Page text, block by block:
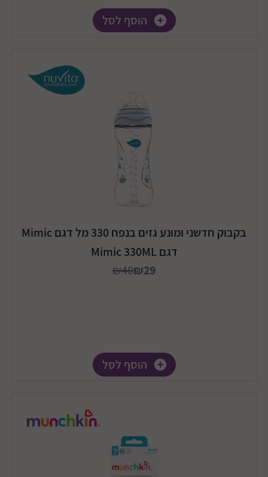
הוסף לסל
בקבוק חדשני ומונע גזים בנפח 330 מל דגם Mimic
דגם Mimic 330ML
₪29
₪40
הוסף לסל